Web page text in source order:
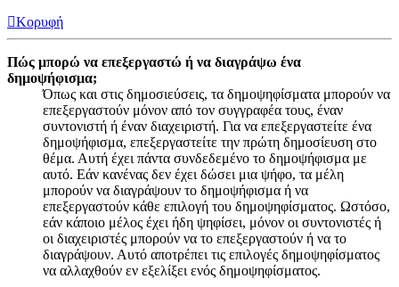
Κορυφή
Πώς μπορώ να επεξεργαστώ ή να διαγράψω ένα
δημοψήφισμα;
Όπως και στις δημοσιεύσεις, τα δημοψηφίσματα μπορούν να
επεξεργαστούν μόνον από τον συγγραφέα τους, έναν
συντονιστή ή έναν διαχειριστή. Για να επεξεργαστείτε ένα
δημοψήφισμα, επεξεργαστείτε την πρώτη δημοσίευση στο
θέμα. Αυτή έχει πάντα συνδεδεμένο το δημοψήφισμα με
αυτό. Εάν κανένας δεν έχει δώσει μια ψήφο, τα μέλη
μπορούν να διαγράψουν το δημοψήφισμα ή να
επεξεργαστούν κάθε επιλογή του δημοψηφίσματος. Ωστόσο,
εάν κάποιο μέλος έχει ήδη ψηφίσει, μόνον οι συντονιστές ή
οι διαχειριστές μπορούν να το επεξεργαστούν ή να το
διαγράψουν. Αυτό αποτρέπει τις επιλογές δημοψηφίσματος
να αλλαχθούν εν εξελίξει ενός δημοψηφίσματος.